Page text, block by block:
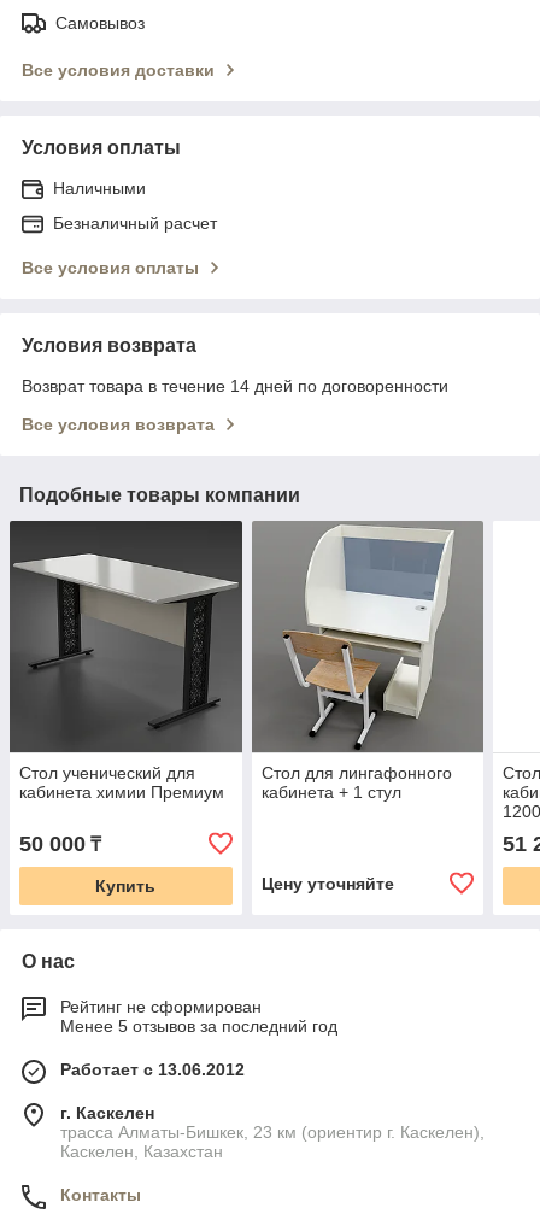
Самовывоз
Все условия доставки
Условия оплаты
Наличными
Безналичный расчет
Все условия оплаты
Условия возврата
Возврат товара в течение 14 дней по договоренности
Все условия возврата
Подобные товары компании
Стол ученический для
кабинета химии Премиум
50 000 ₸
Купить
Стол для лингафонного
кабинета + 1 стул
Цену уточняйте
51
О нас
Рейтинг не сформирован
Менее 5 отзывов за последний год
Работает с 13.06.2012
г. Каскелен
трасса Алматы-Бишкек, 23 км (ориентир г. Каскелен),
Каскелен, Казахстан
Контакты